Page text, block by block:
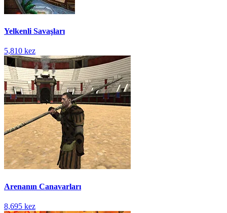
Yelkenli Savaşları
5,810 kez
Arenanın Canavarları
8,695 kez